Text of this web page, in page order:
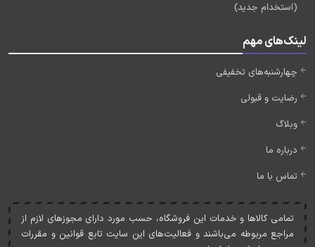
(استخدام جدید)
لینک‌های مهم
چهارشنبه‌های تخفیفی
رضایت و قبولی
وبلاگ
درباره ما
تماس با ما
تمامی کالاها و خدمات اين فروشگاه، حسب مورد دارای مجوزهای لازم از
مراجع مربوطه می‌باشند و فعاليت‌های اين سايت تابع قوانين و مقررات